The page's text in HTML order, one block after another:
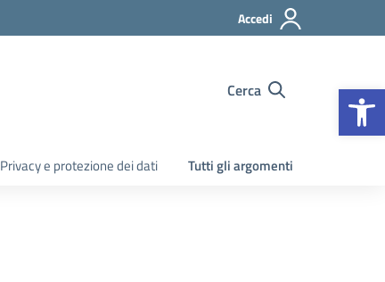
Accedi
Cerca
Privacy e protezione dei dati Tutti gli argomenti